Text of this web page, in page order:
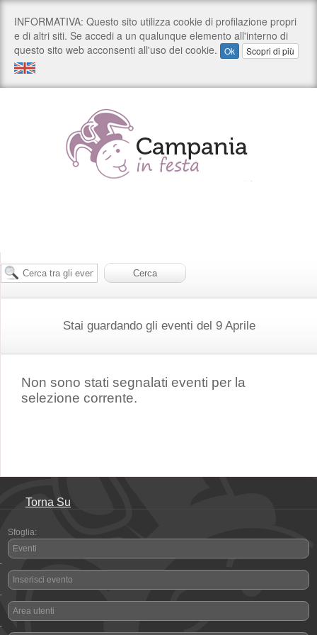
Stai guardando gli eventi del 9 Aprile
Non sono stati segnalati eventi per la
selezione corrente.
Torna Su
Sfoglia:
Eventi
-
Inserisci evento
-
Area utenti
-